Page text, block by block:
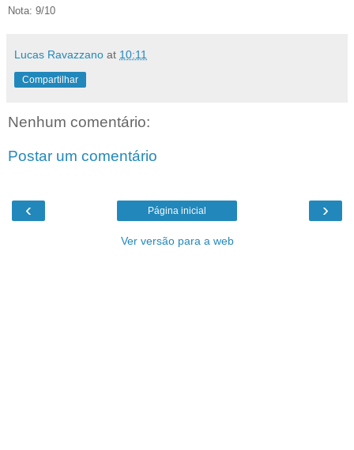
Nota: 9/10
Lucas Ravazzano at 10:11
Compartilhar
Nenhum comentário:
Postar um comentário
‹ ›
Página inicial
Ver versão para a web